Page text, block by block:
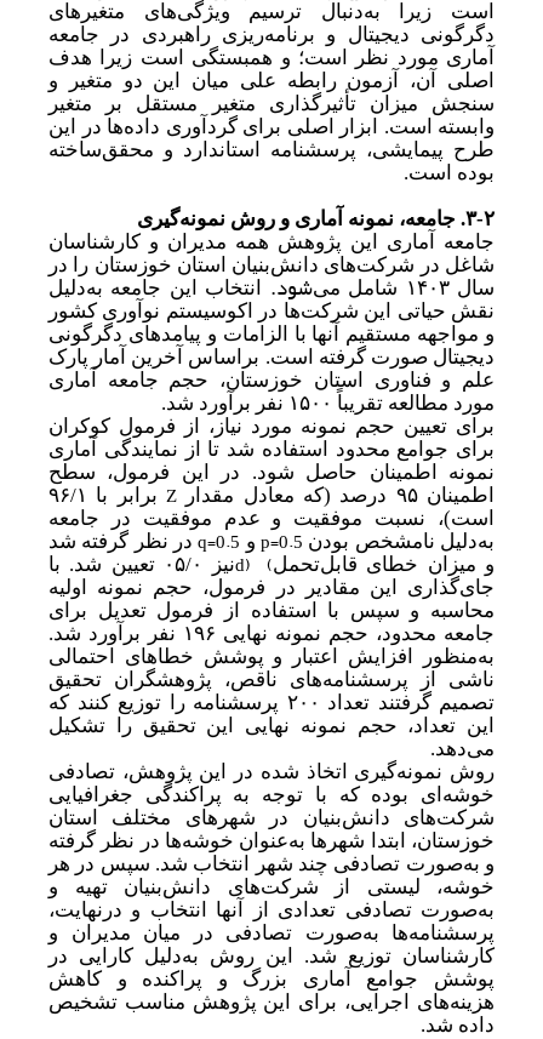
است زیرا بهدنبال ترسیم ویژگی‌های متغیرهای
دگرگونی دیجیتال و برنامه‌ریزی راهبردی در جامعه
آماری مورد نظر است؛ و همبستگی است زیرا هدف
اصلی آن، آزمون رابطه علی میان این دو متغیر و
سنجش میزان تأثیرگذاری متغیر مستقل بر متغیر
وابسته است. ابزار اصلی برای گردآوری داده‌ها در این
طرح پیمایشی، پرسشنامه استاندارد و محقق‌ساخته
بوده است.
۳-۲. جامعه، نمونه آماری و روش نمونه‌گیری
جامعه آماری این پژوهش همه مدیران و کارشناسان
شاغل در شرکت‌های دانش‌بنیان استان خوزستان را در
سال۱۴۰۳ شامل می‌شود. انتخاب این جامعه بهدلیل
نقش حیاتی این شرکت‌ها در اکوسیستم نوآوری کشور
و مواجهه مستقیم آنها با الزامات و پیامدهای دگرگونی
دیجیتال صورت گرفته است. براساس آخرین آمار پارک
علم و فناوری استان خوزستان، حجم جامعه آماری
مورد مطالعه تقریباً ۱۵۰۰ نفر برآورد شد.
برای تعیین حجم نمونه مورد نیاز، از فرمول کوکران
برای جوامع محدود استفاده شد تا از نمایندگی آماری
نمونه اطمینان حاصل شود. در این فرمول، سطح
اطمینان۹۵ درصد (که معادل مقدار Z
برابر با ۹۶/۱
است)، نسبت موفقیت و عدم موفقیت در جامعه
بهدلیل نامشخص بودن p=0.5 و q=0.5در نظر گرفته شد
و میزان خطای قابلتحمل(
d)نیز ۰۵/۰ تعیین شد. با
جایگذاری این مقادیر در فرمول، حجم نمونه اولیه
محاسبه و سپس با استفاده از فرمول تعدیل برای
جامعه محدود، حجم نمونه نهایی ۱۹۶ نفر برآورد شد.
بهمنظور افزایش اعتبار و پوشش خطاهای احتمالی
ناشی از پرسشنامه‌های ناقص، پژوهشگران تحقیق
تصمیم گرفتند تعداد ۲۰۰ پرسشنامه را توزیع کنند که
این تعداد، حجم نمونه نهایی این تحقیق را تشکیل
می‌دهد.
روش نمونه‌گیری اتخاذ شده در این پژوهش، تصادفی
خوشه‌ای بوده که با توجه به پراکندگی جغرافیایی
شرکت‌های دانش‌بنیان در شهرهای مختلف استان
خوزستان، ابتدا شهرها بهعنوان خوشه‌ها در نظر گرفته
و بهصورت تصادفی چند شهر انتخاب شد. سپس در هر
خوشه، لیستی از شرکت‌های دانش‌بنیان تهیه و
بهصورت تصادفی تعدادی از آنها انتخاب و درنهایت،
پرسشنامه‌ها بهصورت تصادفی در میان مدیران و
کارشناسان توزیع شد. این روش بهدلیل کارایی در
پوشش جوامع آماری بزرگ و پراکنده و کاهش
هزینه‌های اجرایی، برای این پژوهش مناسب تشخیص
داده شد.